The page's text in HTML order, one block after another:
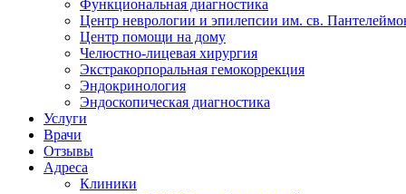
Функциональная диагностика
Центр неврологии и эпилепсии им. св.
Центр помощи на дому
Челюстно-лицевая хирургия
Экстракорпоральная гемокоррекция
Эндокринология
Эндоскопическая диагностика
Услуги
Врачи
Отзывы
Адреса
Клиники